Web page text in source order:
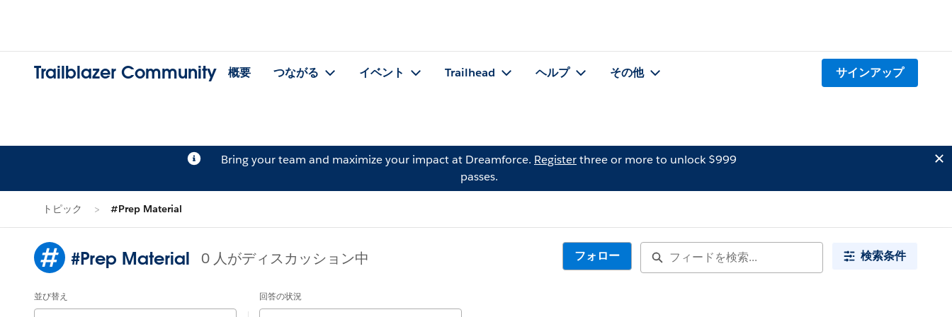
Trailblazer Community 概要 つながる イベント Trailhead ヘルプ その他 サインアップ
Bring your team and maximize your impact at Dreamforce. Registerthree or more to unlock $999
passes.
トピック #Prep Material
#Prep Material 0 人がディスカッション中 フォロー 検索条件
並び替え 回答の状況